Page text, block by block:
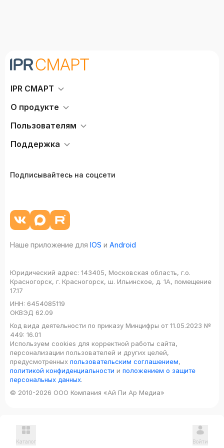
IPR СМАРТ
О продукте
Пользователям
Поддержка
Подписывайтесь на соцсети
Наше приложение для IOS и Android
Юридический адрес: 143405, Московская область, г.о.
Красногорск, г. Красногорск, ш. Ильинское, д. 1А, помещение
17.17
ИНН: 6454085119
ОКВЭД 62.09
Код вида деятельности по приказу Минцифры от 11.05.2023 №
449: 16.01
Используем cookies для корректной работы сайта,
персонализации пользователей и других целей,
предусмотренных пользовательским соглашением,
политикой конфиденциальности и положением о защите
персональных данных.
© 2010-2026 ООО Компания «Ай Пи Ар Медиа»
Каталог Войти